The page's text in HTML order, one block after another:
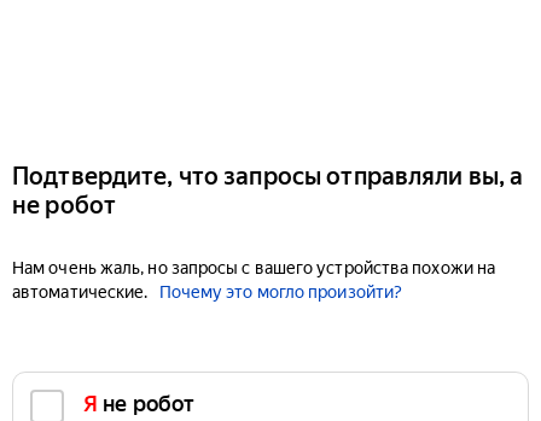
Подтвердите, что запросы отправляли вы, а
не робот
Нам очень жаль, но запросы с вашего устройства похожи на
автоматические.
Почему это могло произойти?
Я не робот